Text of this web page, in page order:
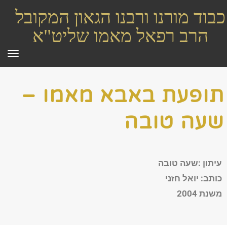
כבוד מורנו ורבנו הגאון המקובל
הרב רפאל מאמו שליט"א
תופעת באבא מאמו –
שעה טובה
עיתון :שעה טובה
כותב: יואל חזני
משנת 2004